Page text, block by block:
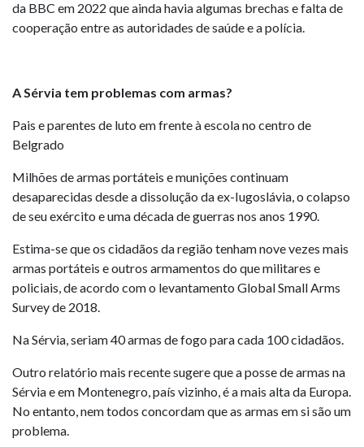
da BBC em 2022 que ainda havia algumas brechas e falta de
cooperação entre as autoridades de saúde e a polícia.
A Sérvia tem problemas com armas?
Pais e parentes de luto em frente à escola no centro de
Belgrado
Milhões de armas portáteis e munições continuam
desaparecidas desde a dissolução da ex-Iugoslávia, o colapso
de seu exército e uma década de guerras nos anos 1990.
Estima-se que os cidadãos da região tenham nove vezes mais
armas portáteis e outros armamentos do que militares e
policiais, de acordo com o levantamento Global Small Arms
Survey de 2018.
Na Sérvia, seriam 40 armas de fogo para cada 100 cidadãos.
Outro relatório mais recente sugere que a posse de armas na
Sérvia e em Montenegro, país vizinho, é a mais alta da Europa.
No entanto, nem todos concordam que as armas em si são um
problema.